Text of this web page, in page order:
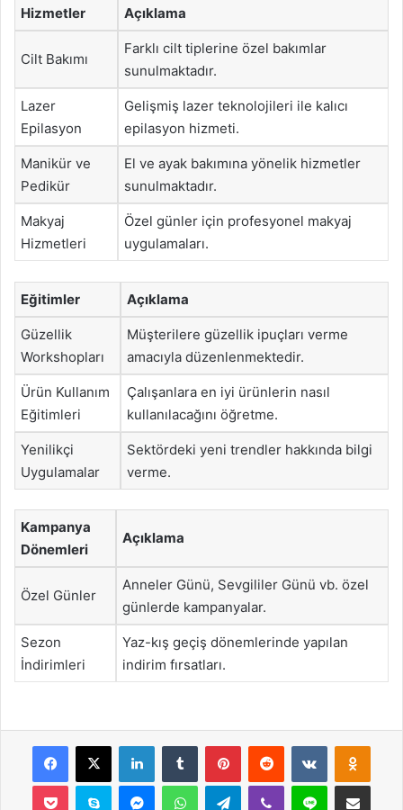
Hizmetler Açıklama
Cilt Bakımı
Farklı cilt tiplerine özel bakımlar
sunulmaktadır.
Lazer
Epilasyon
Gelişmiş lazer teknolojileri ile kalıcı
epilasyon hizmeti.
Manikür ve
Pedikür
El ve ayak bakımına yönelik hizmetler
sunulmaktadır.
Makyaj
Hizmetleri
Özel günler için profesyonel makyaj
uygulamaları.
Eğitimler Açıklama
Güzellik
Workshopları
Müşterilere güzellik ipuçları verme
amacıyla düzenlenmektedir.
Ürün Kullanım
Eğitimleri
Çalışanlara en iyi ürünlerin nasıl
kullanılacağını öğretme.
Yenilikçi
Uygulamalar
Sektördeki yeni trendler hakkında bilgi
verme.
Kampanya
Dönemleri
Açıklama
Özel Günler
Anneler Günü, Sevgililer Günü vb. özel
günlerde kampanyalar.
Sezon
İndirimleri
Yaz-kış geçiş dönemlerinde yapılan
indirim fırsatları.
Facebook
X LinkedInTumblr PinterestReddit VKontakte
Pocket Skype MessengerWhatsAppTelegramViber Line E-Posta ile